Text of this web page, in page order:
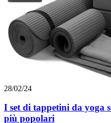
28/02/24
I set di tappetini da yoga
più popolari